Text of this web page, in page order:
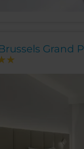
Grand